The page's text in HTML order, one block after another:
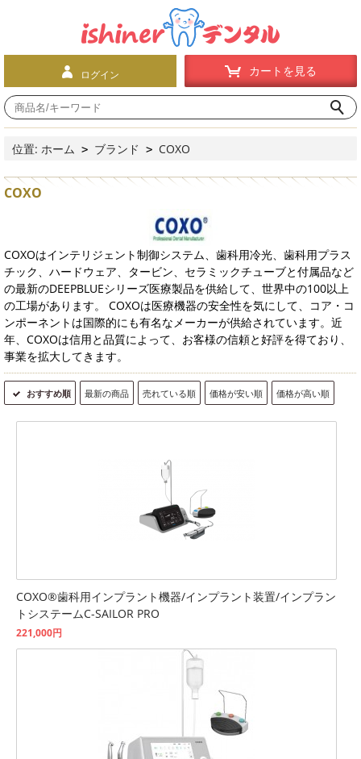
ログイン カートを見る
位置: ホーム > ブランド > COXO
COXO
COXOはインテリジェント制御システム、歯科用冷光、歯科用プラス
チック、ハードウェア、タービン、セラミックチューブと付属品など
の最新のDEEPBLUEシリーズ医療製品を供給して、世界中の100以上
の工場があります。 COXOは医療機器の安全性を気にして、コア・コ
ンポーネントは国際的にも有名なメーカーが供給されています。近
年、COXOは信用と品質によって、お客様の信頼と好評を得ており、
事業を拡大してきます。
おすすめ順 最新の商品 売れている順 価格が安い順 価格が高い順
COXO®歯科用インプラント機器/インプラント装置/インプラン
トシステームC-SAILOR PRO
221,000円